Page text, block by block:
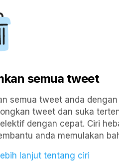
semua tweet
semua tweet anda
tweet dan suka
dengan cepat. Ciri
anda memulakan
lanjut tentang ciri